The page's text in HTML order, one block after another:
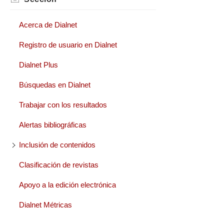
Acerca de Dialnet
Registro de usuario en Dialnet
Dialnet Plus
Búsquedas en Dialnet
Trabajar con los resultados
Alertas bibliográficas
Inclusión de contenidos
Clasificación de revistas
Apoyo a la edición electrónica
Dialnet Métricas